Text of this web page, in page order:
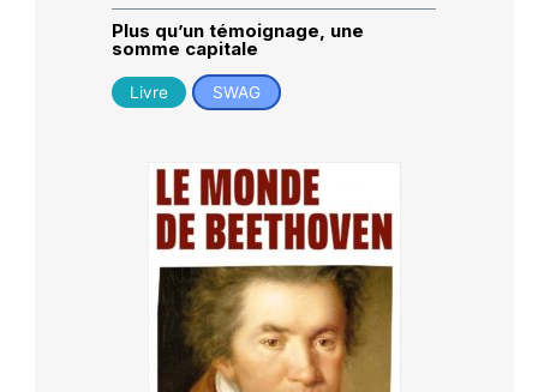
Plus qu’un témoignage, une
somme capitale
Livre SWAG